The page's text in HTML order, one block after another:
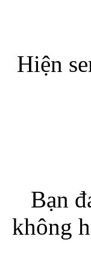
Hiện
Bạn
không